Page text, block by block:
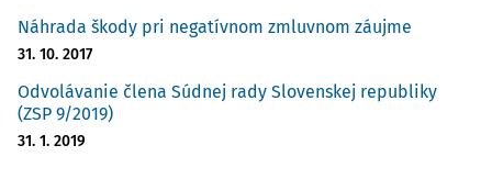
být přechodné nebo trvalé a nejrůzněji podmíněné a
sankcionované.
Jenom s vědomím, že jde o abstrakci a zjednodušení,
můžeme tedy mluvit o autonomii vůle a rovnosti stran
Náhrada škody pri negatívnom zmluvnom záujme
31. 10. 2017
Odvolávanie člena Súdnej rady Slovenskej republiky
(ZSP 9/2019)
31. 1. 2019